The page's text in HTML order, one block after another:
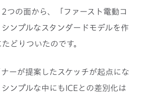
つの面から、「ファースト電動コ
ンプルなスタンダードモデルを作
どりついたのです。
ーが提案したスケッチが起点にな
ンプルな中にもICEとの差別化は